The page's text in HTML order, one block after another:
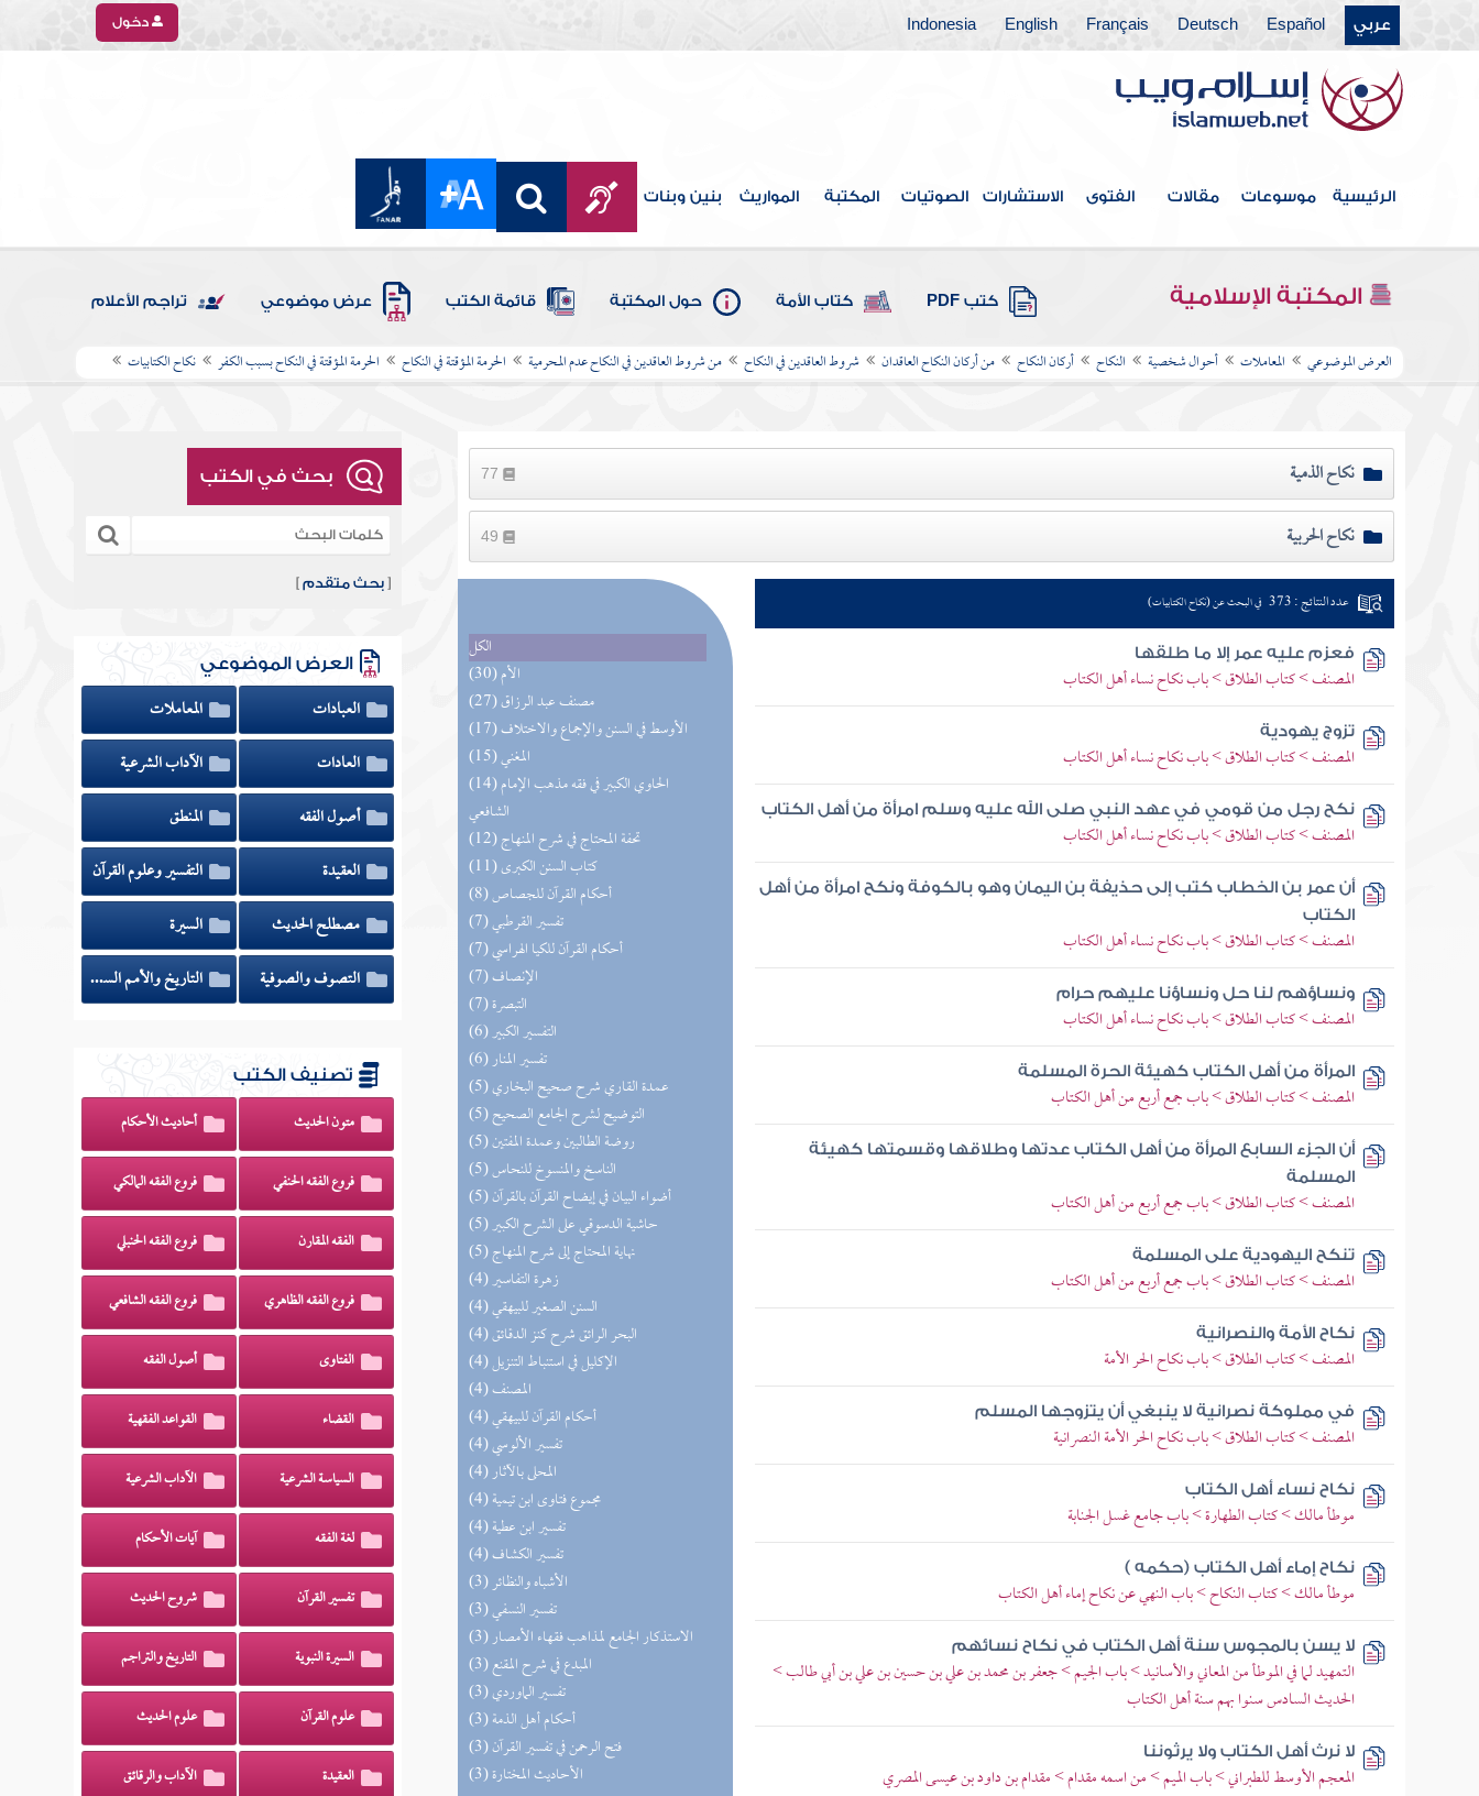
عربي Español
Deutsch
Français
English
Indonesia دخول
الرئيسية موسوعات مقالات الفتوى الاستشارات الصوتيات المكتبة المواريث بنين وبنات
المكتبة الإسلامية كتب PDF كتاب الأمة حول المكتبة قائمة الكتب عرض موضوعي تراجم الأعلام
العرض الموضوعي المعاملات أحوال شخصية النكاح أركان النكاح من أركان النكاح العاقدان شروط العاقدين في النكاح من شروط العاقدين في النكاح عدم المحرمية الحرمة المؤقتة في النكاح الحرمة المؤقتة في النكاح بسبب الكفر نكاح الكتابيات
نكاح الذمية
نكاح الحربية
الكل
(30) الأم
(27) مصنف عبد الرزاق
(17) الأوسط في السنن والإجماع والاختلاف
(15) المغني
(14) الحاوي الكبير في فقه مذهب الإمام
الشافعي
(12) تحفة المحتاج في شرح المنهاج
(11) كتاب السنن الكبرى
(8) أحكام القرآن للجصاص
(7) تفسير القرطبي
(7) أحكام القرآن للكيا الهراسي
(7) الإنصاف
(7) التبصرة
(6) التفسير الكبير
(6) تفسير المنار
(5) عمدة القاري شرح صحيح البخاري
(5) التوضيح لشرح الجامع الصحيح
(5) روضة الطالبين وعمدة المفتين
(5) الناسخ والمنسوخ للنحاس
(5) أضواء البيان في إيضاح القرآن بالقرآن
(5) حاشية الدسوقي على الشرح الكبير
(5) نهاية المحتاج إلى شرح المنهاج
(4) زهرة التفاسير
(4) السنن الصغير للبيهقي
(4) البحر الرائق شرح كنز الدقائق
(4) الإكليل في استنباط التنزيل
(4) المصنف
(4) أحكام القرآن للبيهقي
(4) تفسير الألوسي
(4) المحلى بالآثار
(4) مجموع فتاوى ابن تيمية
(4) تفسير ابن عطية
(4) تفسير الكشاف
(3) الأشباه والنظائر
(3) تفسير النسفي
(3) الاستذكار الجامع لمذاهب فقهاء الأمصار
(3) المبدع في شرح المقنع
(3) تفسير الماوردي
(3) أحكام أهل الذمة
(3) فتح الرحمن في تفسير القرآن
(3) الأحاديث المختارة
عدد النتائج : 373 في البحث عن (نكاح الكتابيات)
فعزم عليه عمر إلا ما طلقها
المصنف > كتاب الطلاق > باب نكاح نساء أهل الكتاب
تزوج يهودية
المصنف > كتاب الطلاق > باب نكاح نساء أهل الكتاب
نكح رجل من قومي في عهد النبي صلى الله عليه وسلم امرأة من أهل الكتاب
المصنف > كتاب الطلاق > باب نكاح نساء أهل الكتاب
أن عمر بن الخطاب كتب إلى حذيفة بن اليمان وهو بالكوفة ونكح امرأة من أهل
الكتاب
المصنف > كتاب الطلاق > باب نكاح نساء أهل الكتاب
ونساؤهم لنا حل ونساؤنا عليهم حرام
المصنف > كتاب الطلاق > باب نكاح نساء أهل الكتاب
المرأة من أهل الكتاب كهيئة الحرة المسلمة
المصنف > كتاب الطلاق > باب جمع أربع من أهل الكتاب
أن الجزء السابع المرأة من أهل الكتاب عدتها وطلاقها وقسمتها كهيئة
المسلمة
المصنف > كتاب الطلاق > باب جمع أربع من أهل الكتاب
تنكح اليهودية على المسلمة
المصنف > كتاب الطلاق > باب جمع أربع من أهل الكتاب
نكاح الأمة والنصرانية
المصنف > كتاب الطلاق > باب نكاح الحر الأمة
في مملوكة نصرانية لا ينبغي أن يتزوجها المسلم
المصنف > كتاب الطلاق > باب نكاح الحر الأمة النصرانية
نكاح نساء أهل الكتاب
موطأ مالك > كتاب الطهارة > باب جامع غسل الجنابة
نكاح إماء أهل الكتاب (حكمه )
موطأ مالك > كتاب النكاح > باب النهي عن نكاح إماء أهل الكتاب
لا يسن بالمجوس سنة أهل الكتاب في نكاح نسائهم
التمهيد لما في الموطأ من المعاني والأسانيد > باب الجيم > جعفر بن محمد بن علي بن حسين بن علي بن أبي طالب >
الحديث السادس سنوا بهم سنة أهل الكتاب
لا نرث أهل الكتاب ولا يرثوننا
المعجم الأوسط للطبراني > باب الميم > من اسمه مقدام > مقدام بن داود بن عيسى المصري
بحث في الكتب
[بحث متقدم ]
العرض الموضوعي
العبادات
المعاملات
العادات
الآداب الشرعية
أصول الفقه
المنطق
العقيدة
التفسير وعلوم القرآن
مصطلح الحديث
السيرة
التصوف والصوفية
التاريخ والأمم السابقة
تصنيف الكتب
متون الحديث أحاديث الأحكام
فروع الفقه الحنفي فروع الفقه المالكي
الفقه المقارن فروع الفقه الحنبلي
فروع الفقه الظاهري فروع الفقه الشافعي
الفتاوى أصول الفقه
القضاء القواعد الفقهية
السياسة الشرعية الآداب الشرعية
لغة الفقه آيات الأحكام
تفسير القرآن شروح الحديث
السيرة النبوية التاريخ والتراجم
علوم القرآن علوم الحديث
العقيدة الآداب والرقائق